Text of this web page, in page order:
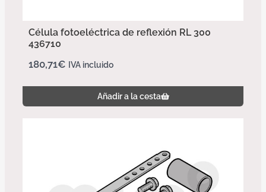
Célula fotoeléctrica de reflexión RL 300
436710
180,71€ IVA incluido
Añadir a la cesta